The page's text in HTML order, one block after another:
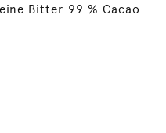
Bitter 99 % Cacao...